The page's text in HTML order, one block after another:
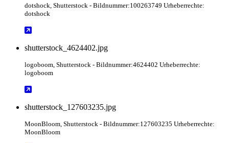
dotshock , Shutterstock - Bildnummer:100263749 Urheberrechte:
dotshock
shutterstock_4624402.jpg
logoboom , Shutterstock - Bildnummer:4624402 Urheberrechte:
logoboom
shutterstock_127603235.jpg
MoonBloom , Shutterstock - Bildnummer:127603235 Urheberrechte:
MoonBloom